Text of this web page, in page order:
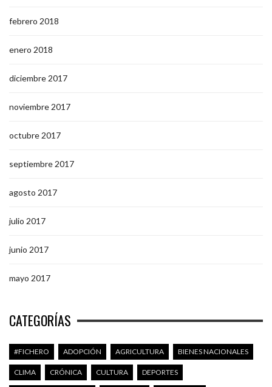
febrero 2018
enero 2018
diciembre 2017
noviembre 2017
octubre 2017
septiembre 2017
agosto 2017
julio 2017
junio 2017
mayo 2017
CATEGORÍAS
#FICHERO ADOPCIÓN AGRICULTURA BIENES NACIONALES
CLIMA CRÓNICA CULTURA DEPORTES